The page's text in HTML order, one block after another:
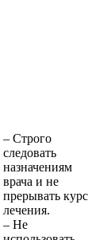
– Строго
следовать
назначениям
врача и не
прерывать курс
лечения.
– Не